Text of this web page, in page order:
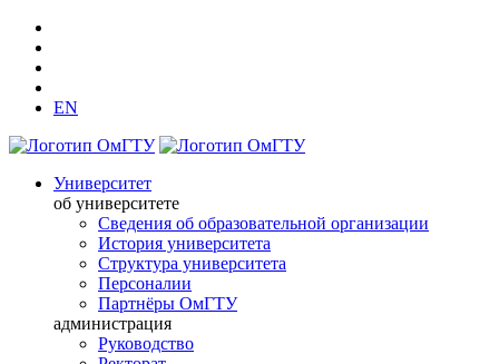
EN
Университет
об университете
Сведения об образовательной организации
История университета
Структура университета
Персоналии
Партнёры ОмГТУ
администрация
Руководство